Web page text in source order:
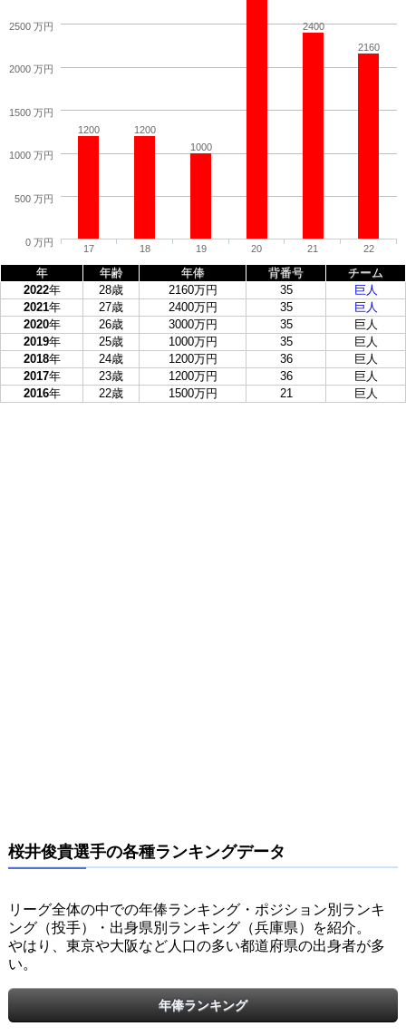
1200
1200
1000
2400
2160
17 18 19 20 21 22
0 万円
500 万円
1000 万円
1500 万円
2000 万円
2500 万円
年 年齢 年俸 背番号
チーム
2022年 28歳 2160万円 35
巨人
2021年 27歳 2400万円 35
巨人
2020年 26歳 3000万円 35
巨人
2019年 25歳 1000万円 35
巨人
2018年 24歳 1200万円 36
巨人
2017年 23歳 1200万円 36
巨人
2016年 22歳 1500万円 21 巨人
桜井俊貴選手の各種ランキングデータ
リーグ全体の中での年俸ランキング・ポジション別ランキ
ング（投手）・出身県別ランキング（兵庫県）を紹介。
やはり、東京や大阪など人口の多い都道府県の出身者が多
い。
年俸ランキング